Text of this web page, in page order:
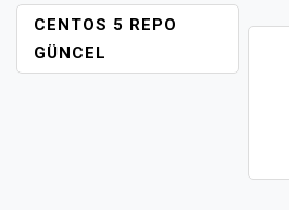
YAZI
GEZINMESI
CENTOS 5 REPO
GÜNCEL